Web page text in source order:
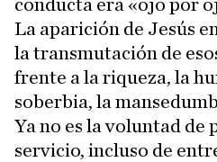
conducta era «ojo por
La aparición de Jesús
la transmutación de
frente a la riqueza, la
soberbia, la
Ya no es la voluntad de
servicio, incluso de